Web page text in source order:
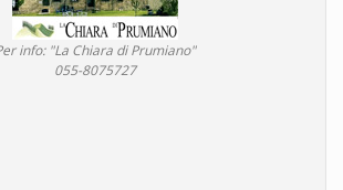
info: "La Chiara di Prumiano"
055-8075727